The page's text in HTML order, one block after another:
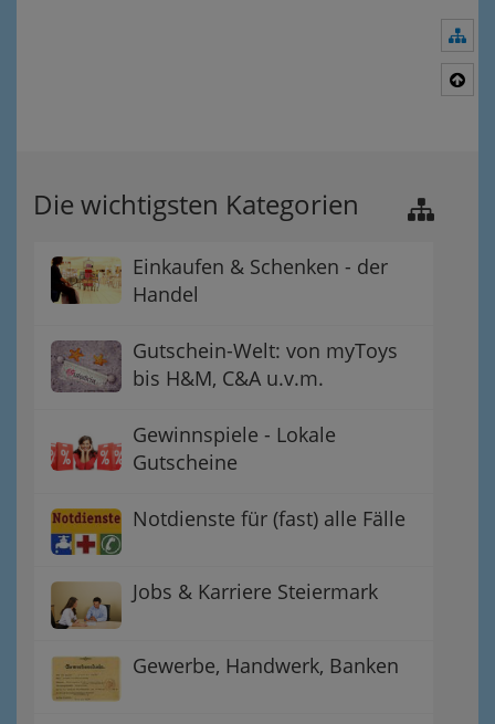
Die wichtigsten Kategorien
Einkaufen & Schenken - der
Handel
Gutschein-Welt: von myToys
bis H&M, C&A u.v.m.
Gewinnspiele - Lokale
Gutscheine
Notdienste für (fast) alle Fälle
Jobs & Karriere Steiermark
Gewerbe, Handwerk, Banken